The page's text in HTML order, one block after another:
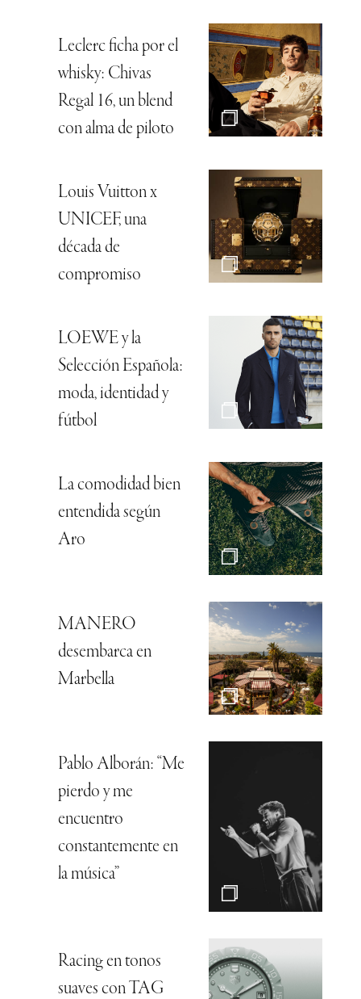
Leclerc ficha por el
whisky: Chivas
Regal 16, un blend
con alma de piloto
Louis Vuitton x
UNICEF, una
década de
compromiso
LOEWE y la
Selección Española:
moda, identidad y
fútbol
La comodidad bien
entendida según
Aro
MANERO
desembarca en
Marbella
Pablo Alborán: “Me
pierdo y me
encuentro
constantemente en
la música”
Racing en tonos
suaves con TAG